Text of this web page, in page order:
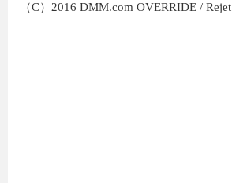
（C）2016 DMM.com OVERRIDE / Rejet